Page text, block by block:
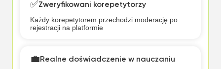
✅Zweryfikowani korepetytorzy
Każdy korepetytorem przechodzi moderację po
rejestracji na platformie
💼Realne doświadczenie w nauczaniu